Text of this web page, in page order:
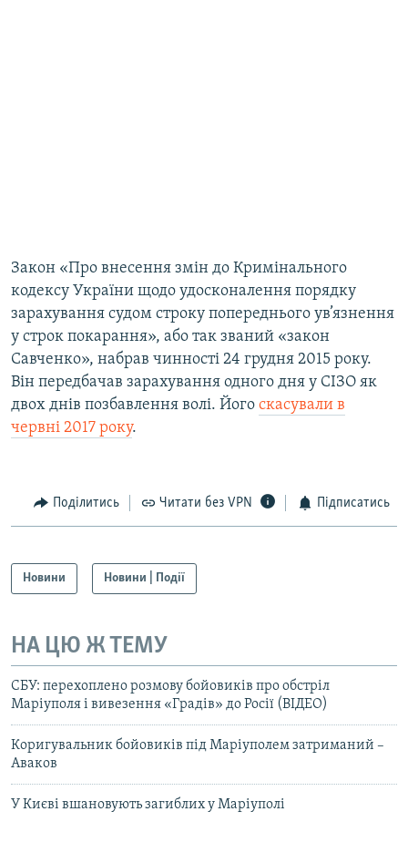
Закон «Про внесення змін до Кримінального
кодексу України щодо удосконалення порядку
зарахування судом строку попереднього ув’язнення
у строк покарання», або так званий «закон
Савченко», набрав чинності 24 грудня 2015 року.
Він передбачав зарахування одного дня у СІЗО як
двох днів позбавлення волі. Його скасували в
червні 2017 року.
Поділитись Читати без VPN Підписатись
Новини Новини | Події
НА ЦЮ Ж ТЕМУ
СБУ: перехоплено розмову бойовиків про обстріл
Маріуполя і вивезення «Градів» до Росії (ВІДЕО)
Коригувальник бойовиків під Маріуполем затриманий –
Аваков
У Києві вшановують загиблих у Маріуполі